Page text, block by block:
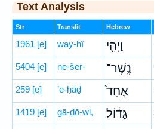
Text Analysis
Str Translit Hebrew
1961 [e] way-hî וַיְהִ֤י
5404 [e] ne-šer- נֶֽשֶׁר־
259 [e] ’e-ḥāḏ אֶחָד֙
1419 [e] gā-ḏō-wl, גָּד֔וֹל